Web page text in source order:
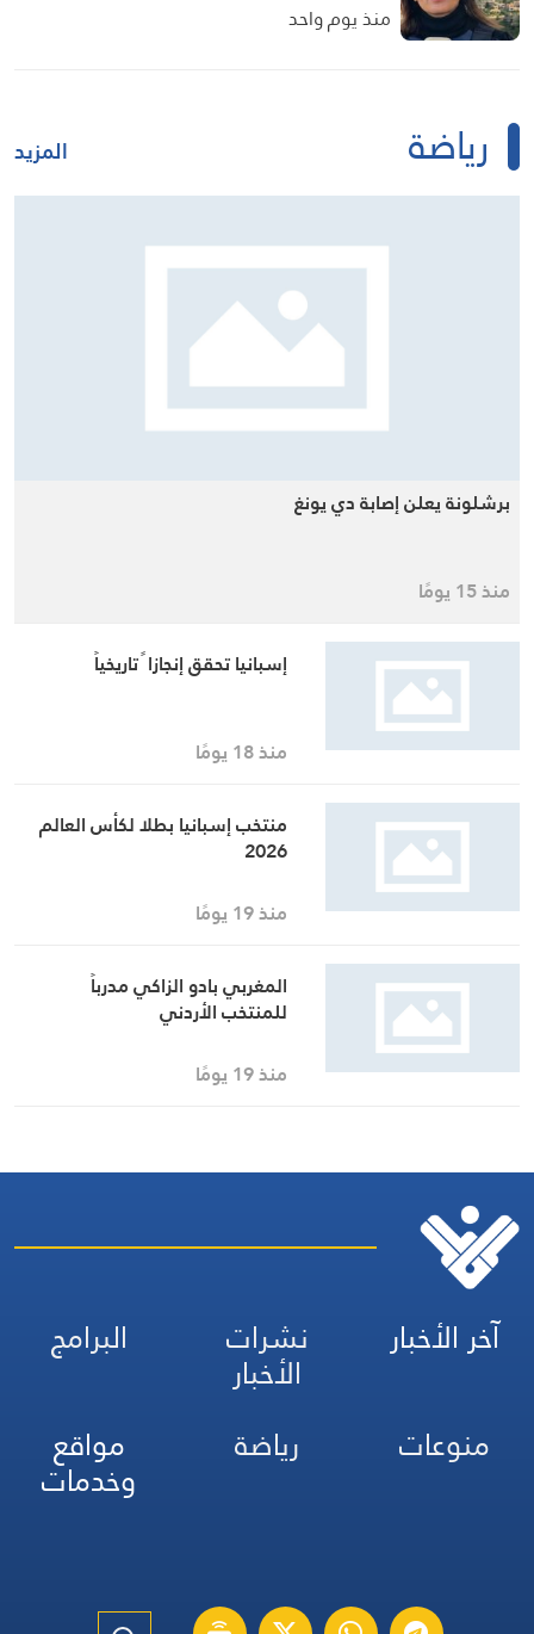
منذ يوم واحد
رياضة المزيد
برشلونة يعلن إصابة دي يونغ
منذ 15 يومًا
إسبانيا تحقق إنجازا ً تاريخياً
منذ 18 يومًا
منتخب إسبانيا بطلا لكأس العالم
2026
منذ 19 يومًا
المغربي بادو الزاكي مدرباً
للمنتخب الأردني
منذ 19 يومًا
آخر الأخبار نشرات
الأخبار
البرامج
منوعات
رياضة مواقع
وخدمات